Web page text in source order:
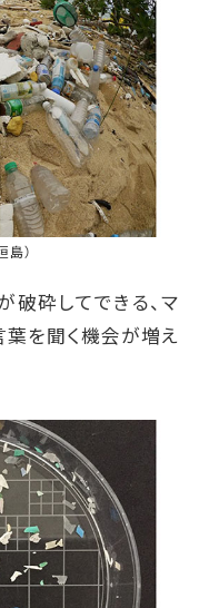
島）
破砕してできる、マ
葉を聞く機会が増え